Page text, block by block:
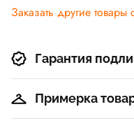
Заказать другие
Гарантия
Примерка